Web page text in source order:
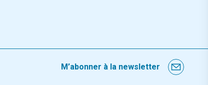
M’abonner à la newsletter